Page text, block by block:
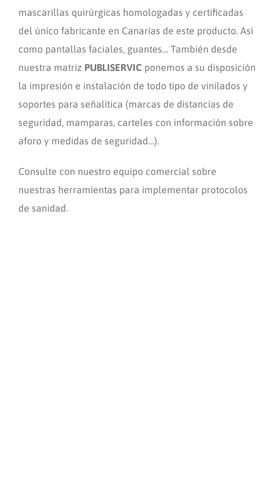
mascarillas quirúrgicas homologadas y certificadas
del único fabricante en Canarias de este producto. Así
como pantallas faciales, guantes… También desde
nuestra matriz PUBLISERVIC ponemos a su disposición
la impresión e instalación de todo tipo de vinilados y
soportes para señalítica (marcas de distancias de
seguridad, mamparas, carteles con información sobre
aforo y medidas de seguridad…).
Consulte con nuestro equipo comercial sobre
nuestras herramientas para implementar protocolos
de sanidad.